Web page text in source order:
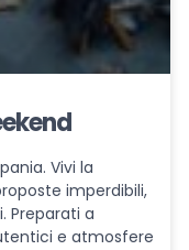
Vivi la
imperdibili,
Preparati a
e atmosfere